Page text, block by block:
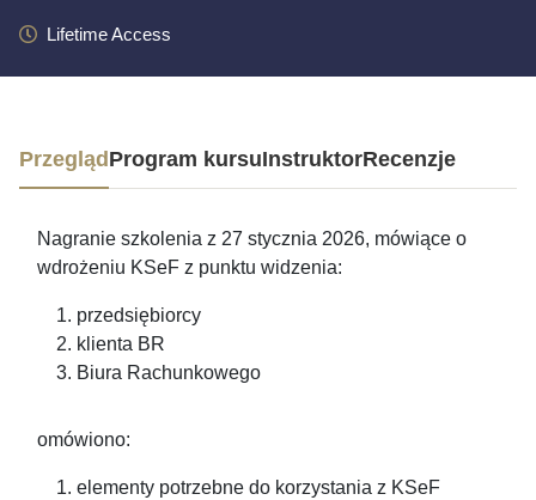
Lifetime Access
Przegląd Program kursuInstruktorRecenzje
Nagranie szkolenia z 27 stycznia 2026, mówiące o
wdrożeniu KSeF z punktu widzenia:
przedsiębiorcy
klienta BR
Biura Rachunkowego
omówiono:
elementy potrzebne do korzystania z KSeF